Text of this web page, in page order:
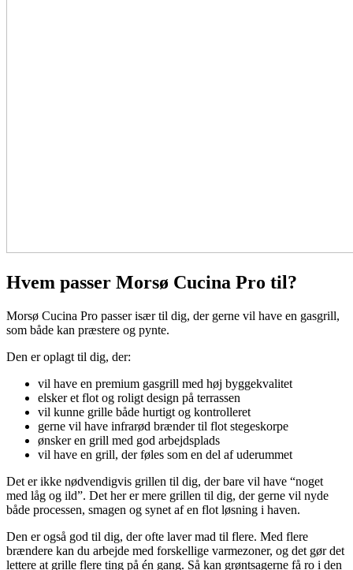
Hvem passer Morsø Cucina Pro til?
Morsø Cucina Pro passer især til dig, der gerne vil have en gasgrill,
som både kan præstere og pynte.
Den er oplagt til dig, der:
vil have en premium gasgrill med høj byggekvalitet
elsker et flot og roligt design på terrassen
vil kunne grille både hurtigt og kontrolleret
gerne vil have infrarød brænder til flot stegeskorpe
ønsker en grill med god arbejdsplads
vil have en grill, der føles som en del af uderummet
Det er ikke nødvendigvis grillen til dig, der bare vil have “noget
med låg og ild”. Det her er mere grillen til dig, der gerne vil nyde
både processen, smagen og synet af en flot løsning i haven.
Den er også god til dig, der ofte laver mad til flere. Med flere
brændere kan du arbejde med forskellige varmezoner, og det gør det
lettere at grille flere ting på én gang. Så kan grøntsagerne få ro i den